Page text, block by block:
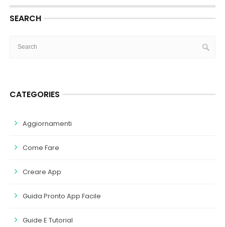
SEARCH
CATEGORIES
Aggiornamenti
Come Fare
Creare App
Guida Pronto App Facile
Guide E Tutorial